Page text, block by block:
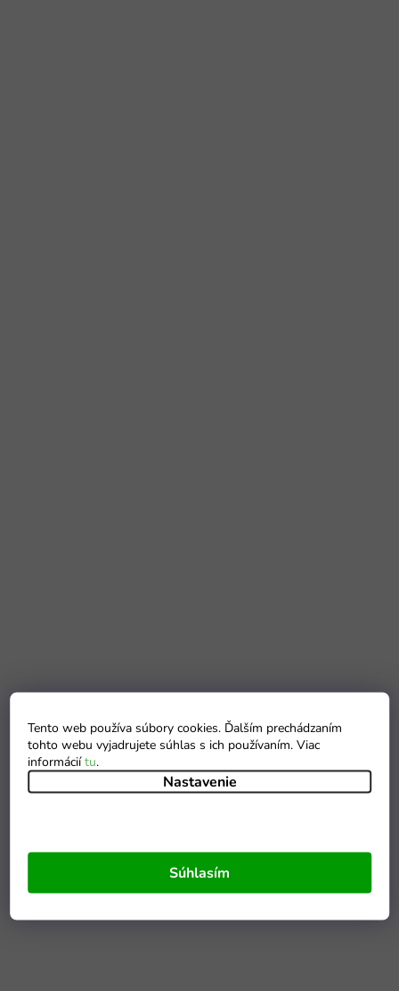
Tento web používa súbory cookies. Ďalším prechádzaním
tohto webu vyjadrujete súhlas s ich používaním. Viac
informáciítu.
Nastavenie
Súhlasím